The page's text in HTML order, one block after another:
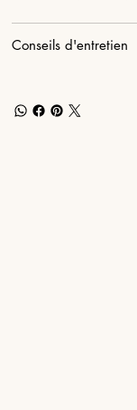
Conseils d'entretien